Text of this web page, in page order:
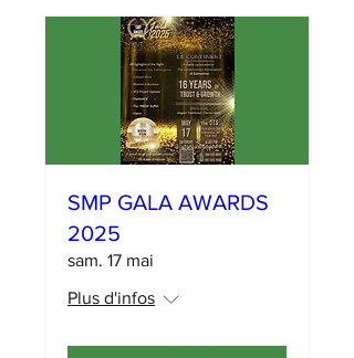
SMP GALA AWARDS
2025
sam. 17 mai
Plus d'infos